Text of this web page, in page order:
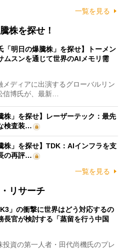
一覧を見る
株を探せ！
「明日の爆騰株」を探せ】トーメン
ムスンを通じて世界のAIメモリ需
ディアに出演するグローバルリン
信博氏が、最新…
株」を探せ】レーザーテック：最先
検査装…
株」を探せ】TDK：AIインフラを支
の再評…
一覧を見る
リサーチ
」の衝撃に世界はどう対応するの
官が検討する「蒸留を行う中国
資の第一人者・田代尚機氏のプレ